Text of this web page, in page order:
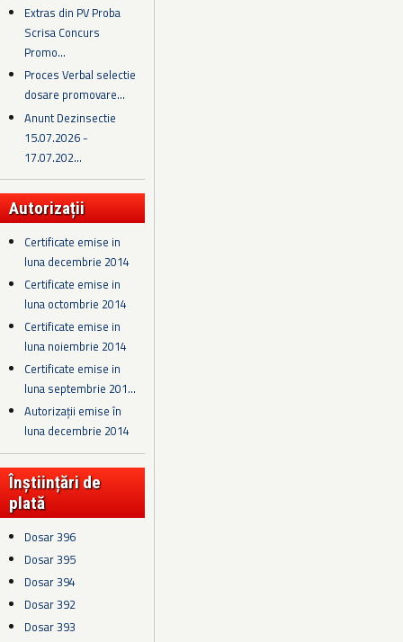
Extras din PV Proba
Scrisa Concurs
Promo...
Proces Verbal selectie
dosare promovare...
Anunt Dezinsectie
15.07.2026 -
17.07.202...
Autorizații
Certificate emise in
luna decembrie 2014
Certificate emise in
luna octombrie 2014
Certificate emise in
luna noiembrie 2014
Certificate emise in
luna septembrie 201...
Autorizații emise în
luna decembrie 2014
Înștiințări de
plată
Dosar 396
Dosar 395
Dosar 394
Dosar 392
Dosar 393